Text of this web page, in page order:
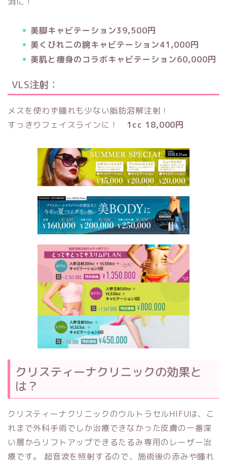
美脚キャビテーション39,500円
美くびれ二の腕キャビテーション41,000円
美肌と痩身のコラボキャビテーション60,000円
VLS注射：
メスを使わず腫れも少ない脂肪溶解注射！
すっきりフェイスラインに！ 1cc 18,000円
クリスティーナクリニックの効果と
は？
クリスティーナクリニックのウルトラセルHIFUは、こ
れまで外科手術でしか治療できなかった皮膚の一番深
い層からリフトアップできるたるみ専用のレーザー治
療です。 超音波を照射するので、施術後の赤みや腫れ